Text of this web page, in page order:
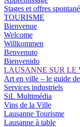
Stages et offres
TOURISME
Bienvenue
Welcome
Willkommen
Benvenuto
Bienvenido
LAUSANNE SUR LE
Art en ville – le guide
Services industriels
SiL Multimédia
Vins de la Ville
Lausanne Tourisme
Lausanne à table